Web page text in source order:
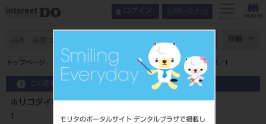
モリタのポータルサイト デンタルプラザで掲載し
ログイン お問い合わせ
メニュー
詳細
トップページ ホリコダイヤモンドポイントFG K型・K分数型 K3／1
この商品に関するお問い合わせ
ホリコダイヤモンドポイントFG K型・K分数型 K3／
1